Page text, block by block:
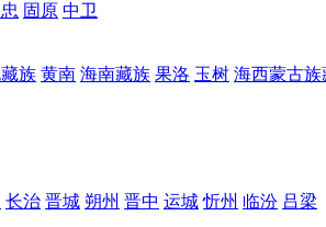
固原 中卫
族 黄南 海南藏族 果洛 玉树 海西蒙古族
长治 晋城 朔州 晋中 运城 忻州 临汾 吕梁